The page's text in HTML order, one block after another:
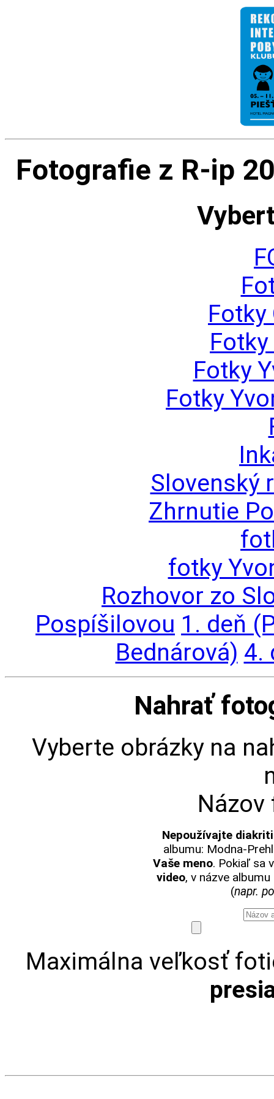
Fotografie z R-ip
Fotky
Fotky
Fotky
Slovenský
Zhrnutie
fotky
Rozhovor zo
Pospíšilovou 1. deň
Bednárová) 4.
Nahrať
Vyberte obrázky na
Nepoužívajte
albumu: Modna-
Vaše meno. Pokiaľ sa
video, v názve
(napr.
Maximálna veľkosť